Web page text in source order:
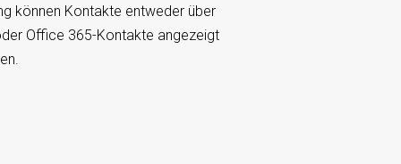
können Kontakte entweder über
Office 365-Kontakte angezeigt